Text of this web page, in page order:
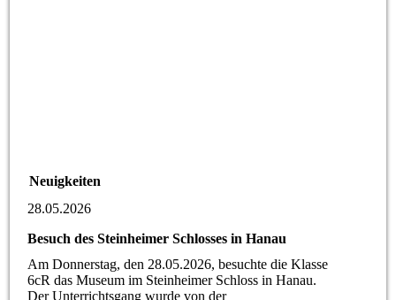
Neuigkeiten
28.05.2026
Besuch des Steinheimer Schlosses in Hanau
Am Donnerstag, den 28.05.2026, besuchte die Klasse
6cR das Museum im Steinheimer Schloss in Hanau.
Der Unterrichtsgang wurde von der